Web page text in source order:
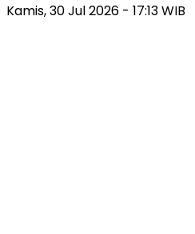
Kamis, 30 Jul 2026 - 17:13 WIB